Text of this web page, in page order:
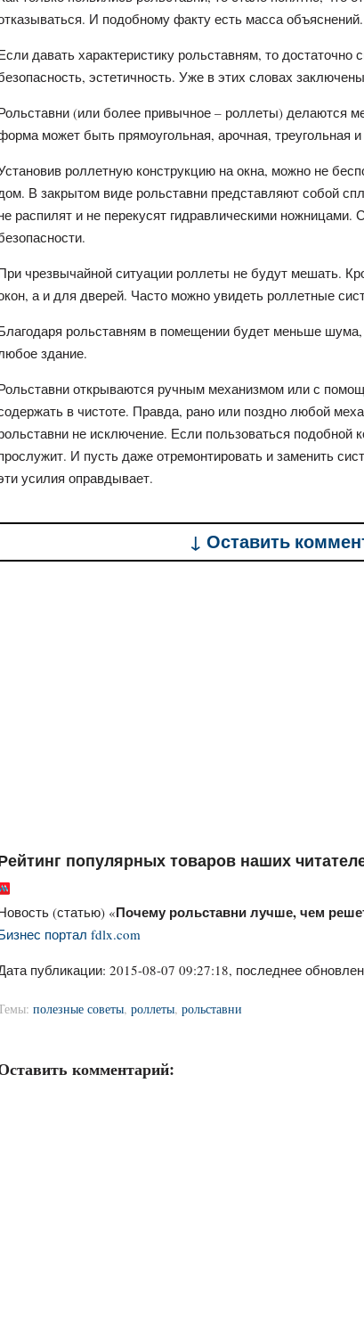
И подобному факту есть масса объяснений.
давать характеристику рольставням, то
эстетичность. Уже в этих словах
(или более привычное – роллеты) делаются
может быть прямоугольная, арочная, треугольная
роллетную конструкцию на окна, можно не
В закрытом виде рольставни представляют собой
распилят и не перекусят гидравлическими ножницами.
чрезвычайной ситуации роллеты не будут мешать.
а и для дверей. Часто можно увидеть роллетные
рольставням в помещении будет меньше
здание.
открываются ручным механизмом или с
в чистоте. Правда, рано или поздно любой
не исключение. Если пользоваться подобной
И пусть даже отремонтировать и заменить
усилия оправдывает.
↓ Оставить
популярных товаров наших
(статью) «Почему рольставни лучше, чем
портал fdlx.com
публикации: 2015-08-07 09:27:18, последнее
полезные советы, роллеты, рольставни
комментарий: